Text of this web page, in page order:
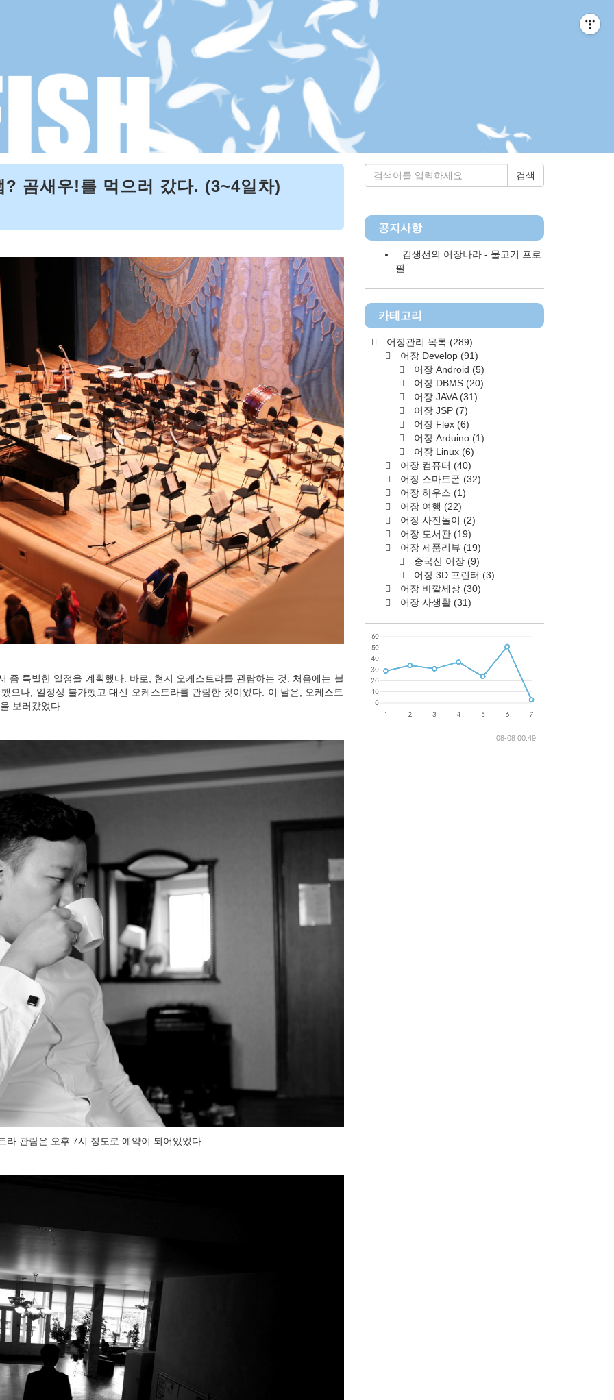
곰새우!를 먹으러 갔다. (3~4일차)
좀 특별한 일정을 계획했다. 바로, 현지 오케스트라를 관람하는 것. 처음에는 블
으나, 일정상 불가했고 대신 오케스트라를 관람한 것이었다. 이 날은, 오케스트
보러갔었다.
라 관람은 오후 7시 정도로 예약이 되어있었다.
검색
공지사항
김생선의 어장나라 - 물고기 프로
필
카테고리
어장관리 목록 (289)
어장 Develop (91)
어장 Android (5)
어장 DBMS (20)
어장 JAVA (31)
어장 JSP (7)
어장 Flex (6)
어장 Arduino (1)
어장 Linux (6)
어장 컴퓨터 (40)
어장 스마트폰 (32)
어장 하우스 (1)
어장 여행 (22)
어장 사진놀이 (2)
어장 도서관 (19)
어장 제품리뷰 (19)
중국산 어장 (9)
어장 3D 프린터 (3)
어장 바깥세상 (30)
어장 사생활 (31)
08-08 00:49
티스토리툴바